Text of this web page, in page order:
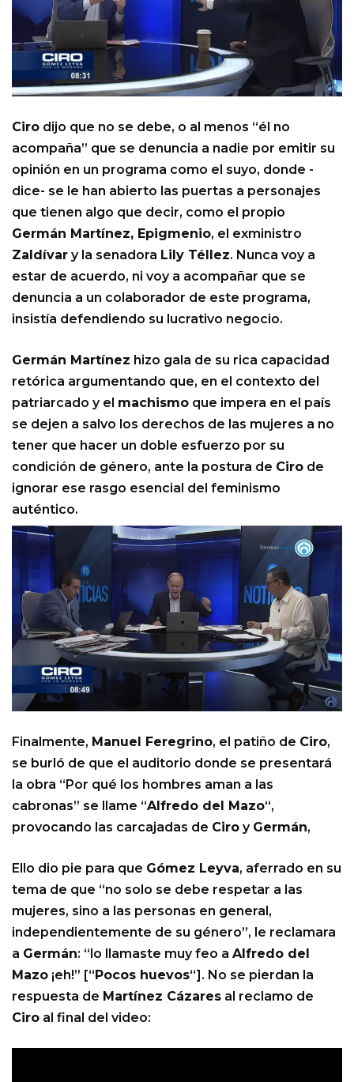
Ciro dijo que no se debe, o al menos “él no
acompaña” que se denuncia a nadie por emitir su
opinión en un programa como el suyo, donde -
dice- se le han abierto las puertas a personajes
que tienen algo que decir, como el propio
Germán Martínez, Epigmenio, el exministro
Zaldívar y la senadora Lily Téllez. Nunca voy a
estar de acuerdo, ni voy a acompañar que se
denuncia a un colaborador de este programa,
insistía defendiendo su lucrativo negocio.
Germán Martínez hizo gala de su rica capacidad
retórica argumentando que, en el contexto del
patriarcado y el machismo que impera en el país
se dejen a salvo los derechos de las mujeres a no
tener que hacer un doble esfuerzo por su
condición de género, ante la postura de Ciro de
ignorar ese rasgo esencial del feminismo
auténtico.
Finalmente, Manuel Feregrino, el patiño de Ciro,
se burló de que el auditorio donde se presentará
la obra “Por qué los hombres aman a las
cabronas” se llame “Alfredo del Mazo“,
provocando las carcajadas de Ciro y Germán,
Ello dio pie para que Gómez Leyva, aferrado en su
tema de que “no solo se debe respetar a las
mujeres, sino a las personas en general,
independientemente de su género”, le reclamara
a Germán: “lo llamaste muy feo a Alfredo del
Mazo ¡eh!” [“Pocos huevos“]. No se pierdan la
respuesta de Martínez Cázares al reclamo de
Ciro al final del video: